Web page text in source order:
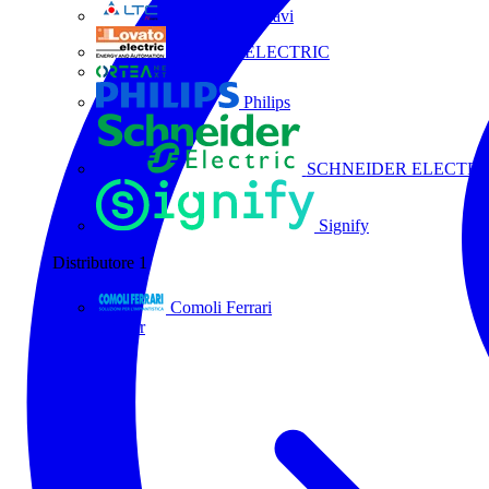
La Triveneta Cavi
LOVATO ELECTRIC
Philips
SCHNEIDER
Signify
Distributore 1
Comoli Ferrari
Tutti i partner